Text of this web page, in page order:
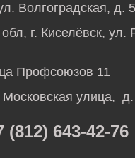
Волгоградская, д.
г. Киселёвск, ул.
Профсоюзов 11
Московская улица,
(812) 643-42-76